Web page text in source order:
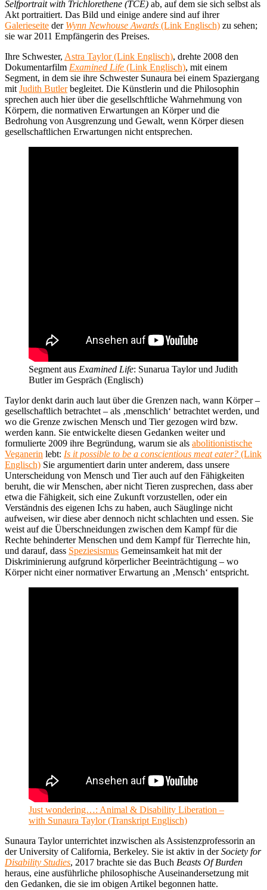
Selfportrait with Trichlorethene (TCE) ab, auf dem sie sich selbst als
Akt portraitiert. Das Bild und einige andere sind auf ihrer
Galerieseite der Wynn Newhouse Awards (Link Englisch) zu sehen;
sie war 2011 Empfängerin des Preises.
Ihre Schwester, Astra Taylor (Link Englisch), drehte 2008 den
Dokumentarfilm Examined Life (Link Englisch), mit einem
Segment, in dem sie ihre Schwester Sunaura bei einem Spaziergang
mit Judith Butlerbegleitet. Die Künstlerin und die Philosophin
sprechen auch hier über die gesellschftliche Wahrnehmung von
Körpern, die normativen Erwartungen an Körper und die
Bedrohung von Ausgrenzung und Gewalt, wenn Körper diesen
gesellschaftlichen Erwartungen nicht entsprechen.
Segment aus Examined Life: Sunarua Taylor und Judith
Butler im Gespräch (Englisch)
Taylor denkt darin auch laut über die Grenzen nach, wann Körper –
gesellschaftlich betrachtet – als ‚menschlich‘ betrachtet werden, und
wo die Grenze zwischen Mensch und Tier gezogen wird bzw.
werden kann. Sie entwickelte diesen Gedanken weiter und
formulierte 2009 ihre Begründung, warum sie als abolitionistische
Veganerin lebt: Is it possible to be a conscientious meat eater? (Link
Englisch) Sie argumentiert darin unter anderem, dass unsere
Unterscheidung von Mensch und Tier auch auf den Fähigkeiten
beruht, die wir Menschen, aber nicht Tieren zusprechen, dass aber
etwa die Fähigkeit, sich eine Zukunft vorzustellen, oder ein
Verständnis des eigenen Ichs zu haben, auch Säuglinge nicht
aufweisen, wir diese aber dennoch nicht schlachten und essen. Sie
weist auf die Überschneidungen zwischen dem Kampf für die
Rechte behinderter Menschen und dem Kampf für Tierrechte hin,
und darauf, dass Speziesismus Gemeinsamkeit hat mit der
Diskriminierung aufgrund körperlicher Beeinträchtigung – wo
Körper nicht einer normativer Erwartung an ‚Mensch‘ entspricht.
Just wondering…: Animal & Disability Liberation –
with Sunaura Taylor (Transkript Englisch)
Sunaura Taylor unterrichtet inzwischen als Assistenzprofessorin an
der University of California, Berkeley. Sie ist aktiv in derSociety for
Disability Studies, 2017 brachte sie das Buch Beasts Of Burden
heraus, eine ausführliche philosophische Auseinandersetzung mit
den Gedanken, die sie im obigen Artikel begonnen hatte.